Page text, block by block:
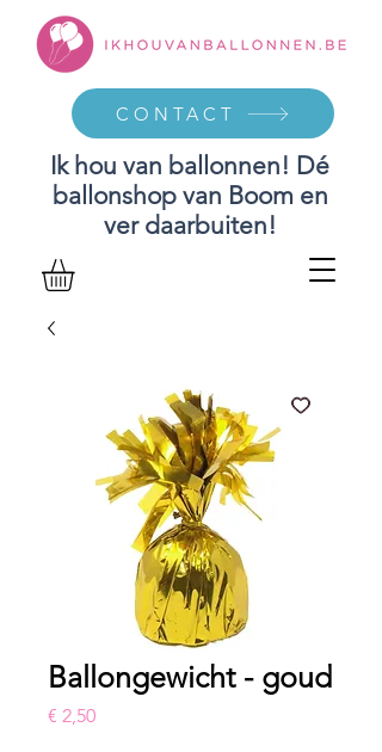
Ik hou van ballonnen! Dé
ballonshop van Boom en
ver daarbuiten!
CONTACT
Ballongewicht - goud
€ 2,50Prijs